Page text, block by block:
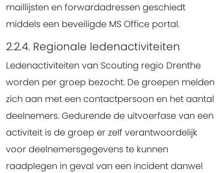
maillijsten en forwardadressen geschiedt
middels een beveiligde MS Office portal.
2.2.4. Regionale ledenactiviteiten
Ledenactiviteiten van Scouting regio Drenthe
worden per groep bezocht. De groepen melden
zich aan met een contactpersoon en het aantal
deelnemers. Gedurende de uitvoerfase van een
activiteit is de groep er zelf verantwoordelijk
voor deelnemersgegevens te kunnen
raadplegen in geval van een incident danwel